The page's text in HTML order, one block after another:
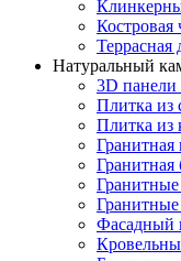
Костровая
Террасная
Натуральный
3D панели
Плитка из
Плитка из
Гранитная
Гранитная
Фасадный